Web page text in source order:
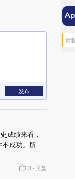
发布
成绩来看，
不成功。所
3 · 回复